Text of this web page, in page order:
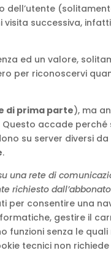
dell’utente
successiva,
ed un valore,
per riconoscervi
di prima parte), ma
accade
su server diversi
.
una rete di
richiesto
per consentire una
gestire il
funzioni senza le
tecnici non